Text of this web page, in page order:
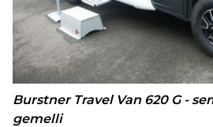
Burstner Travel Van 620 G -
gemelli